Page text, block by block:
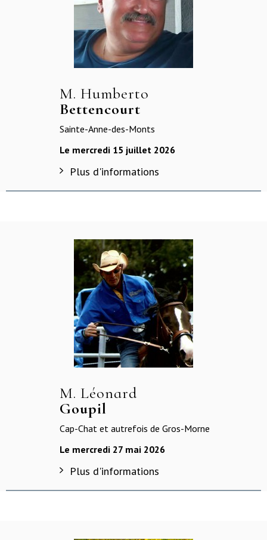
M. Humberto
Bettencourt
Sainte-Anne-des-Monts
Le mercredi 15 juillet 2026
Plus d'informations
M. Léonard
Goupil
Cap-Chat et autrefois de Gros-Morne
Le mercredi 27 mai 2026
Plus d'informations